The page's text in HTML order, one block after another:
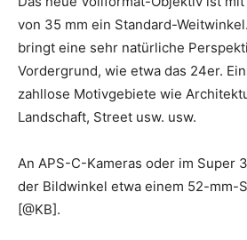
von 35 mm ein Standard-
bringt eine sehr natürliche
Vordergrund, wie etwa das 24er.
zahllose Motivgebiete wie
Landschaft, Street usw. usw.
An APS-C-Kameras oder im Super
der Bildwinkel etwa einem 52-mm-
[@KB].